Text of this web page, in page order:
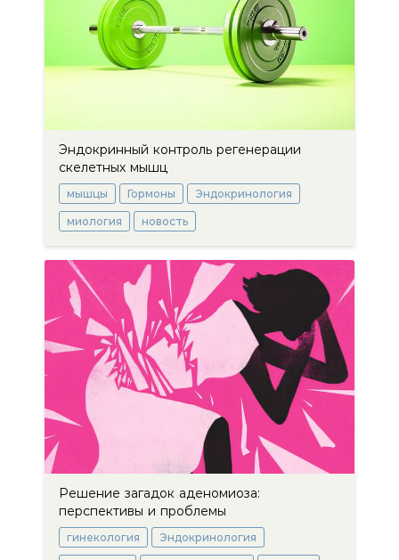
Эндокринный контроль регенерации
скелетных мышц
мышцы Гормоны Эндокринология
миология новость
Решение загадок аденомиоза:
перспективы и проблемы
гинекология Эндокринология